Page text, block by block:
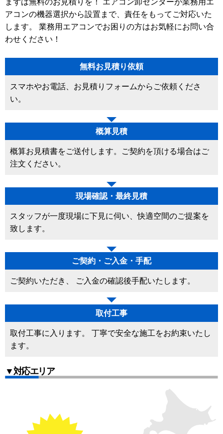
アコンの機器選択から設置まで、責任をもってご対応いた
します。 業務用エアコンでお困りの方はお気軽にお問い合
わせください！
無料お見積り依頼
スマホやお電話、お見積りフォームからご依頼くださ
い。
概算見積
概算お見積書をご送付します。ご契約を頂ける場合はご
注文ください。
現場確認・最終見積
スタッフが一度現場に下見に伺い、快適空間のご提案を
致します。
ご契約・ご入金・手配
ご契約いただき、 ご入金の確認後手配いたします。
取付工事
取付工事に入ります。 丁寧で安全な施工をお約束いたし
ます。
▼対応エリア